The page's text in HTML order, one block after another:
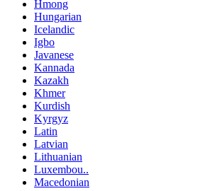
Hmong
Hungarian
Icelandic
Igbo
Javanese
Kannada
Kazakh
Khmer
Kurdish
Kyrgyz
Latin
Latvian
Lithuanian
Luxembou..
Macedonian